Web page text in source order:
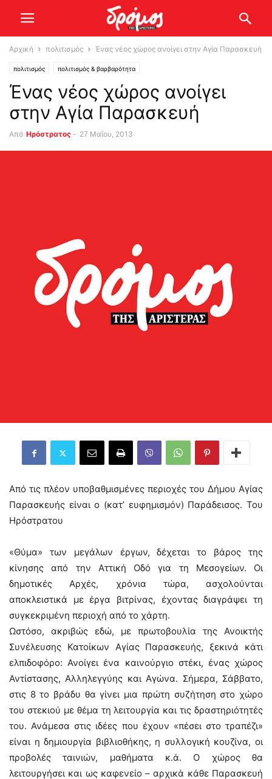
Αρχική πολιτισμός Ένας νέος χώρος ανοίγει στην Αγία Παρασκευή
πολιτισμός πολιτισμός & βαρβαρότητα
Ένας νέος χώρος ανοίγει
στην Αγία Παρασκευή
Από Ηρόστρατος - 27 Μαΐου, 2013
Από τις πλέον υποβαθμισμένες περιοχές του Δήμου Αγίας
Παρασκευής είναι ο (κατ’ ευφημισμόν) Παράδεισος. Του
Ηρόστρατου
«Θύμα» των μεγάλων έργων, δέχεται το βάρος της
κίνησης από την Αττική Οδό για τη Μεσογείων. Οι
δημοτικές Αρχές, χρόνια τώρα, ασχολούνται
αποκλειστικά με έργα βιτρίνας, έχοντας διαγράψει τη
συγκεκριμένη περιοχή από το χάρτη.
Ωστόσο, ακριβώς εδώ, με πρωτοβουλία της Ανοικτής
Συνέλευσης Κατοίκων Αγίας Παρασκευής, ξεκινά κάτι
ελπιδοφόρο: Ανοίγει ένα καινούργιο στέκι, ένας χώρος
Αντίστασης, Αλληλεγγύης και Αγώνα. Σήμερα, Σάββατο,
στις 8 το βράδυ θα γίνει μια πρώτη συζήτηση στο χώρο
του στεκιού με θέμα τη λειτουργία και τις δραστηριότητές
του. Ανάμεσα στις ιδέες που έχουν «πέσει στο τραπέζι»
είναι η δημιουργία βιβλιοθήκης, η συλλογική κουζίνα, οι
προβολές ταινιών, μαθήματα κ.ά. Ο χώρος θα
λειτουργήσει και ως καφενείο – αρχικά κάθε Παρασκευή